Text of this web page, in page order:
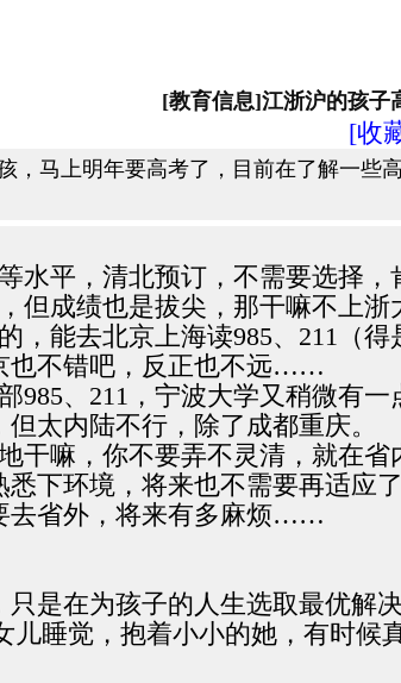
[教育信息]江浙沪的孩子
[收
，马上明年要高考了，目前在了解一
水平，清北预订，不需要选择
但成绩也是拔尖，那干嘛不上浙
，能去北京上海读985、211（
不错吧，反正也不远……
985、211，宁波大学又稍微有
太内陆不行，除了成都重庆。
干嘛，你不要弄不灵清，就在
下环境，将来也不需要再适应
去省外，将来有多麻烦……
是在为孩子的人生选取最优解决
儿睡觉，抱着小小的她，有时